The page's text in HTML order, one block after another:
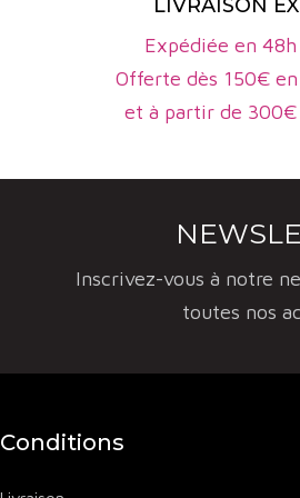
LIVRAISON
Expédiée en 48h
Offerte dès 150€
et à partir de
Inscrivez-vous à notre
toutes nos
Conditions